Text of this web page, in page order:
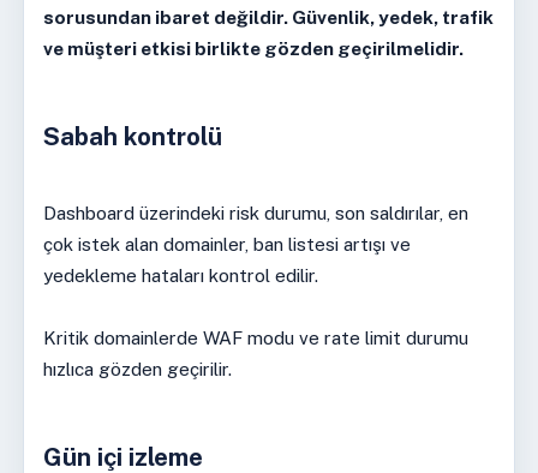
sorusundan ibaret değildir. Güvenlik, yedek, trafik
ve müşteri etkisi birlikte gözden geçirilmelidir.
Sabah kontrolü
Dashboard üzerindeki risk durumu, son saldırılar, en
çok istek alan domainler, ban listesi artışı ve
yedekleme hataları kontrol edilir.
Kritik domainlerde WAF modu ve rate limit durumu
hızlıca gözden geçirilir.
Gün içi izleme